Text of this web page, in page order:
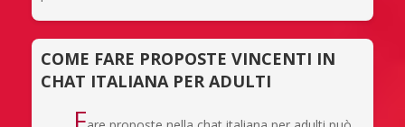
COME FARE PROPOSTE VINCENTI IN
CHAT ITALIANA PER ADULTI
F